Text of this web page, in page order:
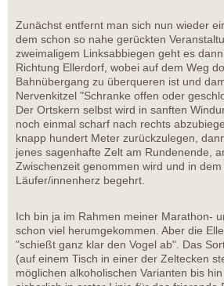
Zunächst entfernt man sich nun wieder
dem schon so nahe gerückten
zweimaligem Linksabbiegen geht es
Richtung Ellerdorf, wobei auf dem Weg
Bahnübergang zu überqueren ist und
Nervenkitzel "Schranke offen oder
Der Ortskern selbst wird in sanften
noch einmal scharf nach rechts
knapp hundert Meter zurückzulegen,
jenes sagenhafte Zelt am Rundenende,
Zwischenzeit genommen wird und in
Läufer/innenherz begehrt.
Ich bin ja im Rahmen meiner Marathon-
schon viel herumgekommen. Aber die
"schießt ganz klar den Vogel ab". Das
(auf einem Tisch in einer der Zeltecken
möglichen alkoholischen Varianten bis